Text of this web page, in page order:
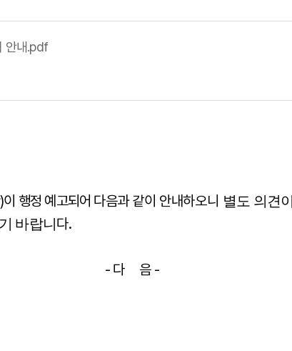
안내.pdf
)이 행정 예고되어 다음과 같이 안내하오니 별도 의견
바랍니 다.
- 다 음 -